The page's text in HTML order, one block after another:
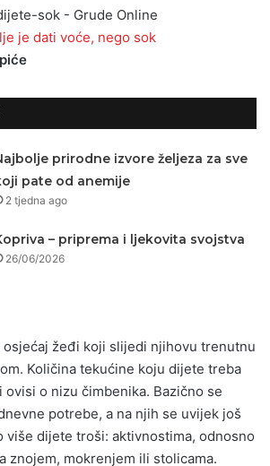
je dati voće, nego sok
prirodne izvore željeza za sve
pate od anemije
2 tjedna ago
– priprema i ljekovita svojstva
26/06/2026
osjećaj žeđi koji slijedi njihovu trenutnu
Količina tekućine koju dijete treba
o nizu čimbenika. Bazično se
potrebe, a na njih se uvijek još
više dijete troši: aktivnostima, odnosno
znojem, mokrenjem ili stolicama.